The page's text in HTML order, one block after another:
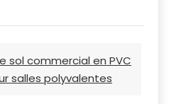
sol commercial en PVC
salles polyvalentes